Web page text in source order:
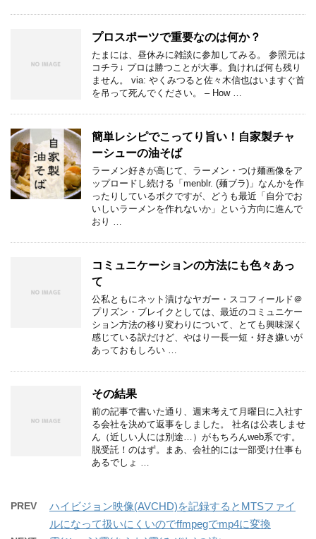
プロスポーツで重要なのは何か？
たまには、昼休みに雑談に参加してみる。 参照元は
コチラ↓ プロは勝つことが大事。負ければ何も残り
ません。 via: やくみつると佐々木信也はいますぐ首
を吊って死んでください。 – How …
簡単レシピでこってり旨い！自家製チャ
ーシューの油そば
ラーメン好きが高じて、ラーメン・つけ麺画像をア
ップロードし続ける「menblr. (麺ブラ)」なんかを作
ったりしているボクですが、どうも最近「自分でお
いしいラーメンを作れないか」という方向に進んで
おり …
コミュニケーションの方法にも色々あっ
て
公私ともにネット漬けなヤガー・スコフィールド＠
プリズン・ブレイクとしては、最近のコミュニケー
ション方法の移り変わりについて、とても興味深く
感じている訳だけど、やはり一長一短・好き嫌いが
あっておもしろい …
その結果
前の記事で書いた通り、週末考えて月曜日に入社す
る会社を決めて返事をしました。 社名は公表しませ
ん（近しい人には別途…）がもちろんweb系です。
脱受託！のはず。まあ、会社的には一部受け仕事も
あるでしょ …
PREV
ハイビジョン映像(AVCHD)を記録するとMTSファイ
ルになって扱いにくいのでffmpegでmp4に変換